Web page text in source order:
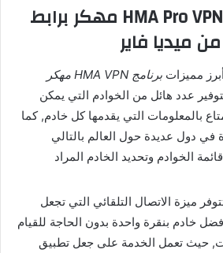
مميزات تطبيق HMA Pro VPN مهكر برابط
ميديا فاير
مميزات
برنامج HMA VPN مهكر
عدد هائل من الخوادم التي يمكن
بالمعلومات التي يقدمها كل خادم, كما
في دول عديدة حول العالم بالتالي
الخوادم وتحديد الخادم المراد
ميزة الاتصال التلقائي التي تجعل
خادم بنقرة واحدة بدون الحاجة للقيام
حيث تعمل الخدمة على جعل تطبيق